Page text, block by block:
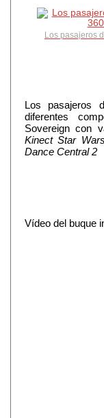
Los pasajeros
Los pasajeros
diferentes
Sovereign con
Kinect Star Wars
Dance Central 2
Vídeo del buque